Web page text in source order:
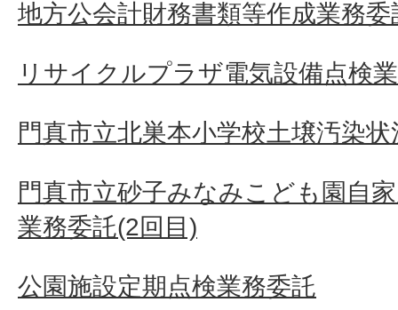
地方公会計財務書類等作成業務委
リサイクルプラザ電気設備点検
門真市立北巣本小学校土壌汚染
門真市立砂子みなみこども園自
業務委託(2回目)
公園施設定期点検業務委託